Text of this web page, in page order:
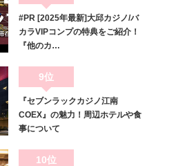
#PR [2025年最新]大邱カジノ/バ
カラVIPコンプの特典をご紹介！
『他のカ…
9位
『セブンラックカジノ江南
COEX』の魅力！周辺ホテルや食
事について
10位